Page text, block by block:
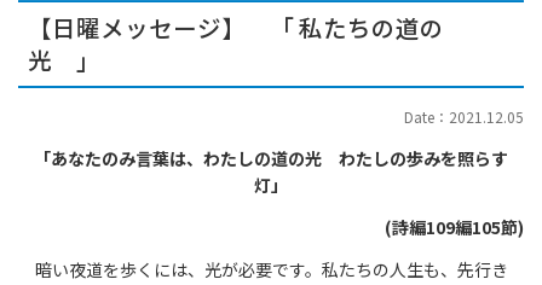
【日曜メッセージ】 「 私たちの道の
光 」
Date：2021.12.05
「あなたのみ言葉は、わたしの道の光 わたしの歩みを照らす
灯」
(詩編109編105節)
暗い夜道を歩くには、光が必要です。私たちの人生も、先行き